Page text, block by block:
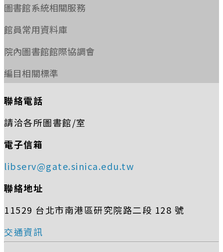
圖書館系統相關服務
館員常用資料庫
院內圖書館館際協調會
編目相關標準
聯絡電話
請洽各所圖書館/室
電子信箱
libserv@gate.sinica.edu.tw
聯絡地址
11529 台北市南港區研究院路二段 128 號
交通資訊